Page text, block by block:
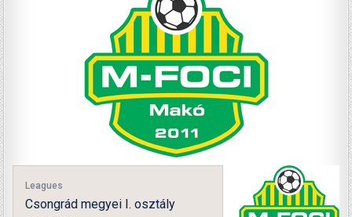
Leagues
Csongrád megyei I. osztály